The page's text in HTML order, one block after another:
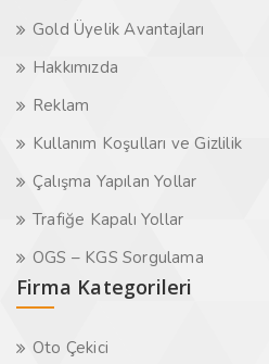
Gold Üyelik Avantajları
Hakkımızda
Reklam
Kullanım Koşulları ve Gizlilik
Çalışma Yapılan Yollar
Trafiğe Kapalı Yollar
OGS – KGS Sorgulama
Firma Kategorileri
Oto Çekici